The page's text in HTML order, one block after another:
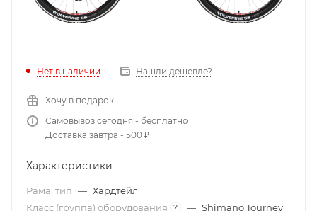
Нет в наличии Нашли дешевле?
Хочу в подарок
Самовывоз сегодня - бесплатно
Доставка завтра - 500 ₽
Характеристики
Рама: тип — Хардтейл
Класс (группа) оборудования
? — Shimano Tourney